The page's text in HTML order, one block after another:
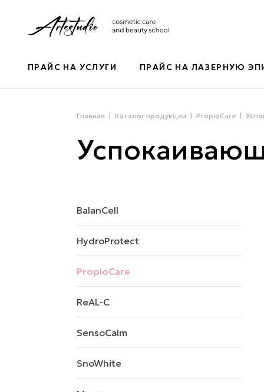
ПРАЙС НА УСЛУГИ ПРАЙС НА ЛАЗЕРНУЮ
Главная Каталог продукции PropioCare
BalanCell
HydroProtect
PropioCare
ReAL-C
SensoCalm
SnoWhite